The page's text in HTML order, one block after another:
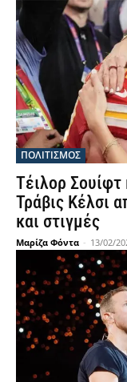
ΠΟΛΙΤΙΣΜΟΣ
Τέιλορ
Τράβις Κέλσι
και στιγμές
Μαρίζα Φόντα - 13/02/